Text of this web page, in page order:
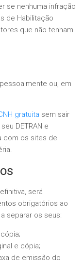
se nenhuma infração
de Habilitação
que não tenham
ou, em
gratuita sem sair
DETRAN e
com os sites de
será
obrigatórios ao
separar os seus:
e cópia;
de emissão do